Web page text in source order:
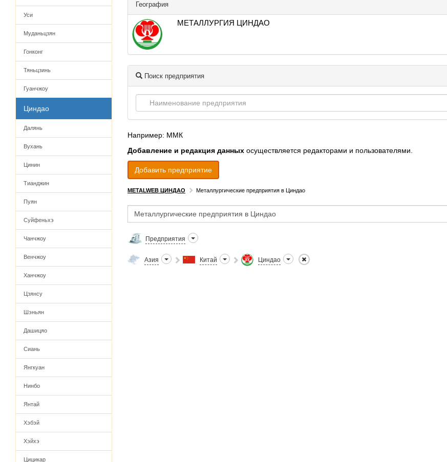
Уси
Муданьцзян
Гонконг
Тяньцзинь
Гуанчжоу
Циндао
Далянь
Вухань
Цинин
Тианджин
Пуян
Суйфеньхэ
Чанчжоу
Венчжоу
Ханчжоу
Цзянсу
Шэньян
Дашицяо
Сиань
Янгкуан
Нинбо
Янтай
Хэбэй
Хэйхэ
Цицикар
География
МЕТАЛЛУРГИЯ ЦИНДАО
Поиск предприятия
Например: ММК
Добавление и редакция данных осуществляется редакторами и пользователями.
Добавить предприятие
METALWEB ЦИНДАО Металлургические предприятия в Циндао
Предприятия
Азия Китай Циндао